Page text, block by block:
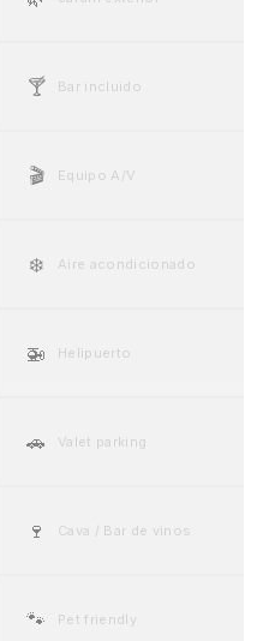
🍸 Bar incluido
🎬 Equipo A/V
❄️ Aire acondicionado
🚁 Helipuerto
🚗 Valet parking
🍷 Cava / Bar de vinos
🐾 Pet friendly